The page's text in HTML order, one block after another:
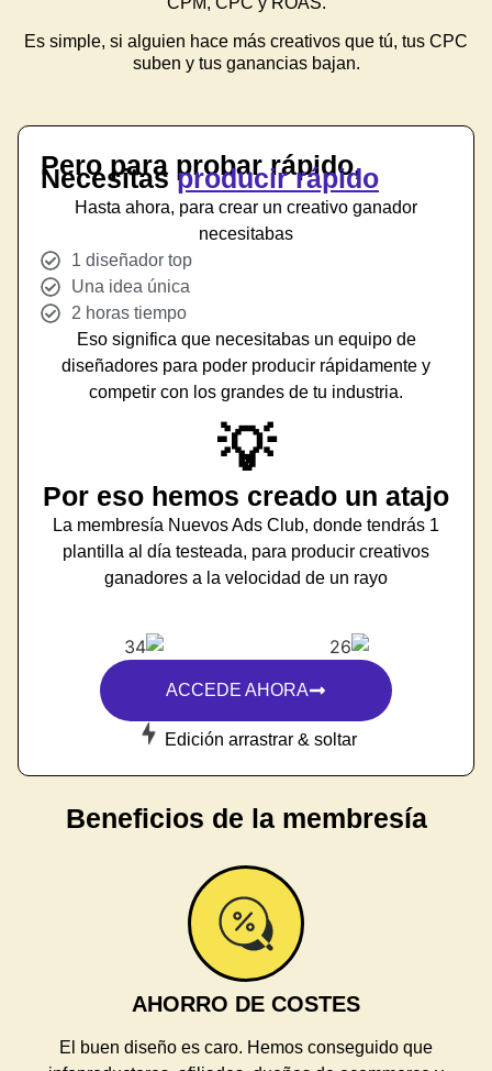
Es simple, si alguien hace más creativos que tú, tus CPC
suben y tus ganancias bajan.
Pero para probar rápido,
Necesitas producir rápido
Hasta ahora, para crear un creativo ganador
necesitabas
1 diseñador top
Una idea única
2 horas tiempo
Eso significa que necesitabas un equipo de
diseñadores para poder producir rápidamente y
competir con los grandes de tu industria.
💡
Por eso hemos creado un atajo
La membresía Nuevos Ads Club, donde tendrás 1
plantilla al día testeada, para producir creativos
ganadores a la velocidad de un rayo
ACCEDE AHORA
Edición arrastrar & soltar
Beneficios de la membresía
AHORRO DE COSTES
El buen diseño es caro. Hemos conseguido que